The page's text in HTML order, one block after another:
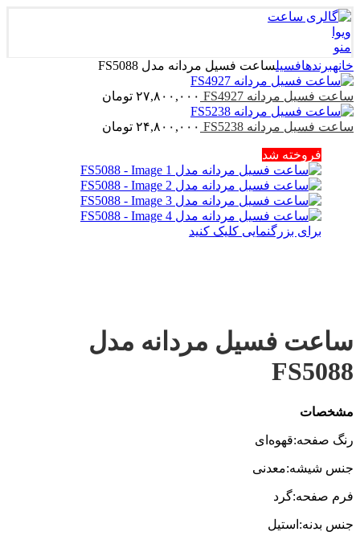
منو
خانهبرندهافسیلساعت فسیل مردانه مدل FS5088
ساعت فسیل مردانه FS4927 ۲۷,۸۰۰,۰۰۰ تومان
ساعت فسیل مردانه FS5238 ۲۴,۸۰۰,۰۰۰ تومان
فروخته شد
برای بزرگنمایی کلیک کنید
ساعت فسیل مردانه مدل
FS5088
مشخصات
رنگ صفحه:قهوه‌ای
جنس شیشه:معدنی
فرم صفحه:گرد
جنس بدنه:استیل